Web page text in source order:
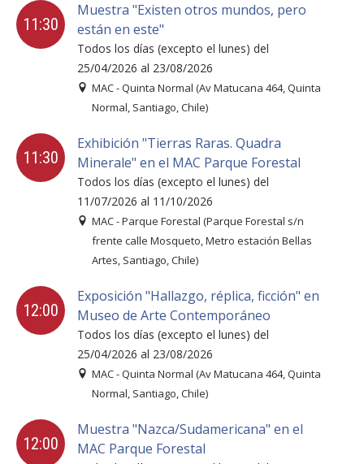
11:30
Muestra "Existen otros mundos, pero
están en este"
Todos los días (excepto el lunes) del
25/04/2026 al 23/08/2026
MAC - Quinta Normal (Av Matucana 464, Quinta
Normal, Santiago, Chile)
11:30
Exhibición "Tierras Raras. Quadra
Minerale" en el MAC Parque Forestal
Todos los días (excepto el lunes) del
11/07/2026 al 11/10/2026
MAC - Parque Forestal (Parque Forestal s/n
frente calle Mosqueto, Metro estación Bellas
Artes, Santiago, Chile)
12:00
Exposición "Hallazgo, réplica, ficción" en
Museo de Arte Contemporáneo
Todos los días (excepto el lunes) del
25/04/2026 al 23/08/2026
MAC - Quinta Normal (Av Matucana 464, Quinta
Normal, Santiago, Chile)
12:00
Muestra "Nazca/Sudamericana" en el
MAC Parque Forestal